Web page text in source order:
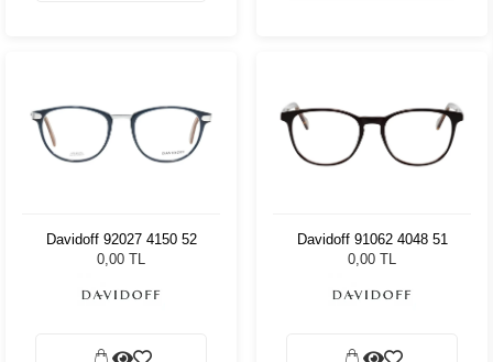
Davidoff 92027 4150 52
0,00 TL
Davidoff 91062 4048 51
0,00 TL